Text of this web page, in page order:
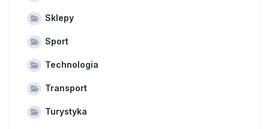
Sklepy
Sport
Technologia
Transport
Turystyka